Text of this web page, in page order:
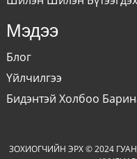
Мэдээ
Блог
Үйлчилгээ
Бидэнтэй Холбоо
ЗОХИОГЧИЙН ЭРХ © 2024